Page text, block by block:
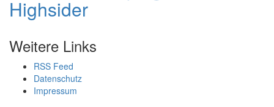
Highsider
Weitere Links
RSS Feed
Datenschutz
Impressum